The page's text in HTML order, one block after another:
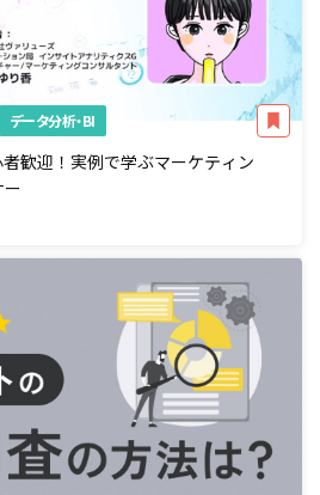
データ分析・BI
者歓迎！実例で学ぶマーケティン